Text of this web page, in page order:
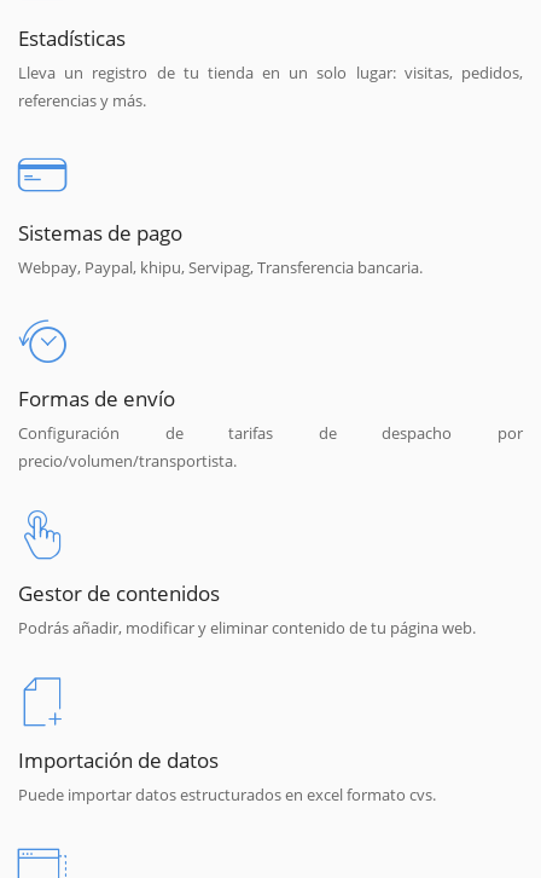
Estadísticas
Lleva un registro de tu tienda en un solo lugar: visitas, pedidos,
referencias y más.
Sistemas de pago
Webpay, Paypal, khipu, Servipag, Transferencia bancaria.
Formas de envío
Configuración de tarifas de despacho por
precio/volumen/transportista.
Gestor de contenidos
Podrás añadir, modificar y eliminar contenido de tu página web.
Importación de datos
Puede importar datos estructurados en excel formato cvs.